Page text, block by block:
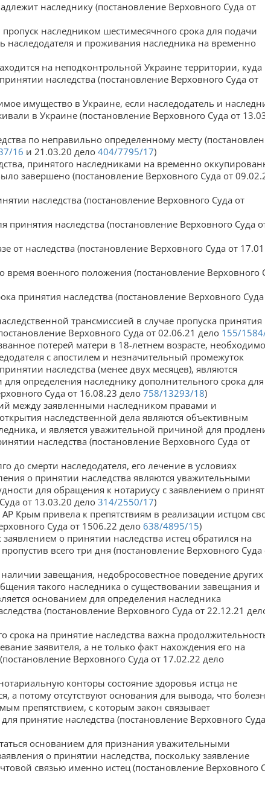
наследнику (постановление Верховного Суда от
наследником шестимесячного срока для подачи
наследодателя и проживания наследника на временно
на неподконтрольной Украине территории, куда
наследства (постановление Верховного Суда от
имущество в Украине, если наследодатель и
в Украине (постановление Верховного Суда от
по неправильно определенному месту
16 и 21.03.20 дело 404/7795/17)
принятого наследниками на временно
завершено (постановление Верховного Суда от
наследства (постановление Верховного Суда от
принятия наследства (постановление Верховного Суда
от наследства (постановление Верховного Суда от
время военного положения (постановление Верховного
принятия наследства (постановление Верховного
трансмиссией в случае пропуска принятия
Верховного Суда от 02.06.21 дело 155/
потерей матери в 18-летнем возрасте,
с апостилем и незначительный промежуток
наследства (менее двух месяцев), являются
определения наследнику дополнительного срока для
Суда от 16.08.23 дело 758/13293/18)
между заявленными наследником правами и
наследственной дела являются объективным
и является уважительной причиной для
наследства (постановление Верховного Суда от
до смерти наследодателя, его лечение в условиях
о принятии наследства являются уважительными
для обращения к нотариусу с заявлением о
от 13.03.20 дело 314/2550/17)
Крым привела к препятствиям в реализации истцом
Суда от 1506.22 дело638/4895/15)
о принятии наследства истец обратился на
всего три дня (постановление Верховного Суда
завещания, недобросовестное поведение других
такого наследника о существовании завещания и
основанием для определения наследника
(постановление Верховного Суда от 22.12.21
срока на принятие наследства важна
заявителя, а не только факт нахождения его на
Верховного Суда от 17.02.22 дело
конторы состояние здоровья истца не
а потому отсутствуют основания для вывода, что
препятствием, с которым закон связывает
принятие наследства (постановление Верховного
основанием для признания уважительными
о принятии наследства, поскольку заявление
связью именно истец (постановление Верховного